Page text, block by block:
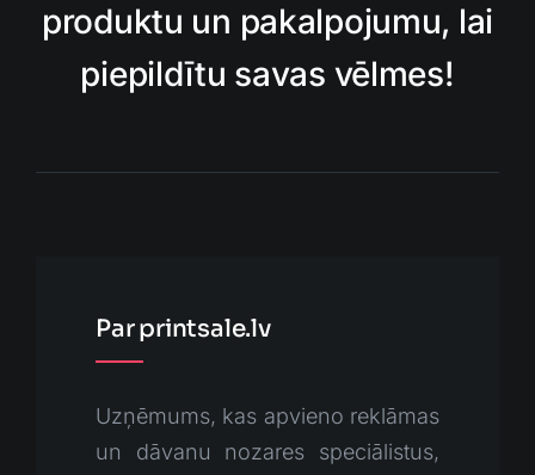
produktu un pakalpojumu, lai
piepildītu savas vēlmes!
Par printsale.lv
Uzņēmums, kas apvieno reklāmas
un dāvanu nozares speciālistus,